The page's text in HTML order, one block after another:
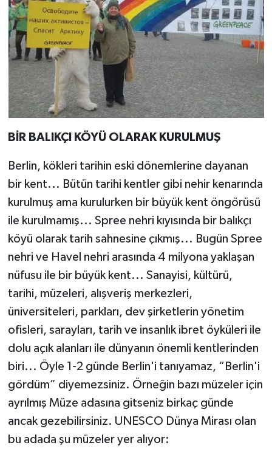
BİR BALIKÇI KÖYÜ OLARAK KURULMUŞ
Berlin, kökleri tarihin eski dönemlerine dayanan
bir kent... Bütün tarihi kentler gibi nehir kenarında
kurulmuş ama kurulurken bir büyük kent öngörüsü
ile kurulmamış... Spree nehri kıyısında bir balıkçı
köyü olarak tarih sahnesine çıkmış... Bugün Spree
nehri ve Havel nehri arasında 4 milyona yaklaşan
nüfusu ile bir büyük kent... Sanayisi, kültürü,
tarihi, müzeleri, alışveriş merkezleri,
üniversiteleri, parkları, dev şirketlerin yönetim
ofisleri, sarayları, tarih ve insanlık ibret öyküleri ile
dolu açık alanları ile dünyanın önemli kentlerinden
biri... Öyle 1-2 günde Berlin'i tanıyamaz, “Berlin'i
gördüm” diyemezsiniz. Örneğin bazı müzeler için
ayrılmış Müze adasına gitseniz birkaç günde
ancak gezebilirsiniz. UNESCO Dünya Mirası olan
bu adada şu müzeler yer alıyor: